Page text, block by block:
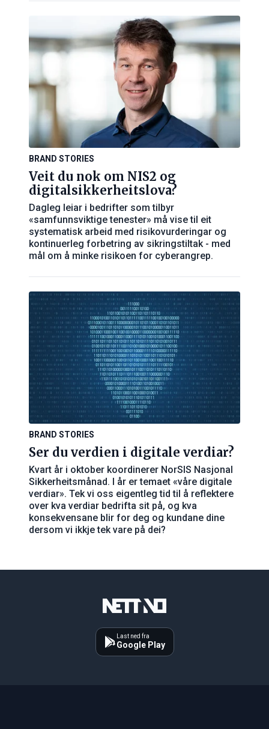
BRAND STORIES
Veit du nok om NIS2 og
digitalsikkerheitslova?
Dagleg leiar i bedrifter som tilbyr
«samfunnsviktige tenester» må vise til eit
systematisk arbeid med risikovurderingar og
kontinuerleg forbetring av sikringstiltak - med
mål om å minke risikoen for cyberangrep.
BRAND STORIES
Ser du verdien i digitale verdiar?
Kvart år i oktober koordinerer NorSIS Nasjonal
Sikkerheitsmånad. I år er temaet «våre digitale
verdiar». Tek vi oss eigentleg tid til å reflektere
over kva verdiar bedrifta sit på, og kva
konsekvensane blir for deg og kundane dine
dersom vi ikkje tek vare på dei?
Last ned fra
Google Play